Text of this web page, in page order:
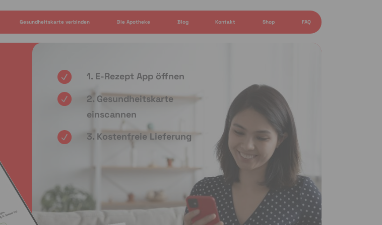
Gesundheitskarte verbinden Die Apotheke Blog Kontakt Shop FAQ
1. E-Rezept App öffnen
2. Gesundheitskarte
einscannen
3. Kostenfreie Lieferung